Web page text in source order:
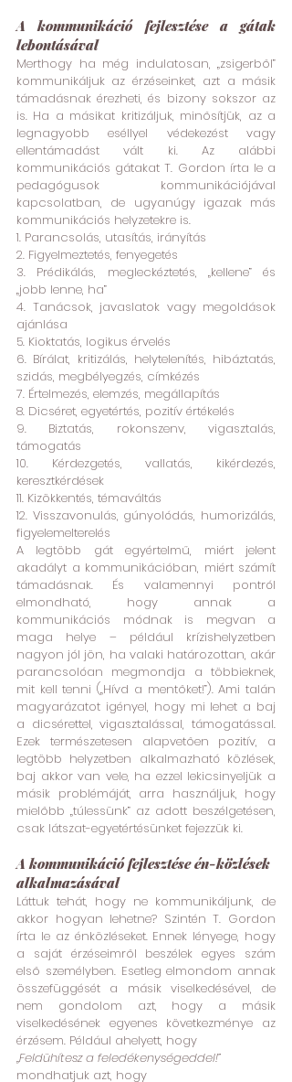
A kommunikáció fejlesztése a gátak
lebontásával
Merthogy ha még indulatosan, „zsigerből”
kommunikáljuk az érzéseinket, azt a másik
támadásnak érezheti, és bizony sokszor az
is. Ha a másikat kritizáljuk, minősítjük, az a
legnagyobb eséllyel védekezést vagy
ellentámadást vált ki. Az alábbi
kommunikációs gátakat T. Gordon írta le a
pedagógusok kommunikációjával
kapcsolatban, de ugyanúgy igazak más
kommunikációs helyzetekre is.
1. Parancsolás, utasítás, irányítás
2. Figyelmeztetés, fenyegetés
3. Prédikálás, megleckéztetés, „kellene” és
„jobb lenne, ha”
4. Tanácsok, javaslatok vagy megoldások
ajánlása
5. Kioktatás, logikus érvelés
6. Bírálat, kritizálás, helytelenítés, hibáztatás,
szidás, megbélyegzés, címkézés
7. Értelmezés, elemzés, megállapítás
8. Dicséret, egyetértés, pozitív értékelés
9. Biztatás, rokonszenv, vigasztalás,
támogatás
10. Kérdezgetés, vallatás, kikérdezés,
keresztkérdések
11. Kizökkentés, témaváltás
12. Visszavonulás, gúnyolódás, humorizálás,
figyelemelterelés
A legtöbb gát egyértelmű, miért jelent
akadályt a kommunikációban, miért számít
támadásnak. És valamennyi pontról
elmondható, hogy annak a
kommunikációs módnak is megvan a
maga helye – például krízishelyzetben
nagyon jól jön, ha valaki határozottan, akár
parancsolóan megmondja a többieknek,
mit kell tenni („Hívd a mentőket!”). Ami talán
magyarázatot igényel, hogy mi lehet a baj
a dicsérettel, vigasztalással, támogatással.
Ezek természetesen alapvetően pozitív, a
legtöbb helyzetben alkalmazható közlések,
baj akkor van vele, ha ezzel lekicsinyeljük a
másik problémáját, arra használjuk, hogy
mielőbb „túlessünk” az adott beszélgetésen,
csak látszat-egyetértésünket fejezzük ki.
A kommunikáció fejlesztése én-közlések
alkalmazásával
Láttuk tehát, hogy ne kommunikáljunk, de
akkor hogyan lehetne? Szintén T. Gordon
írta le az énközléseket. Ennek lényege, hogy
a saját érzéseimről beszélek egyes szám
első személyben. Esetleg elmondom annak
összefüggését a másik viselkedésével, de
nem gondolom azt, hogy a másik
viselkedésének egyenes következménye az
érzésem. Például ahelyett, hogy
„Feldühítesz a feledékenységeddel!”
mondhatjuk azt, hogy